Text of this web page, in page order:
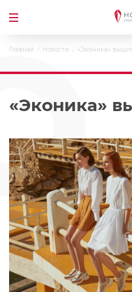
Главная Новости «Эконика»
«Эконика»